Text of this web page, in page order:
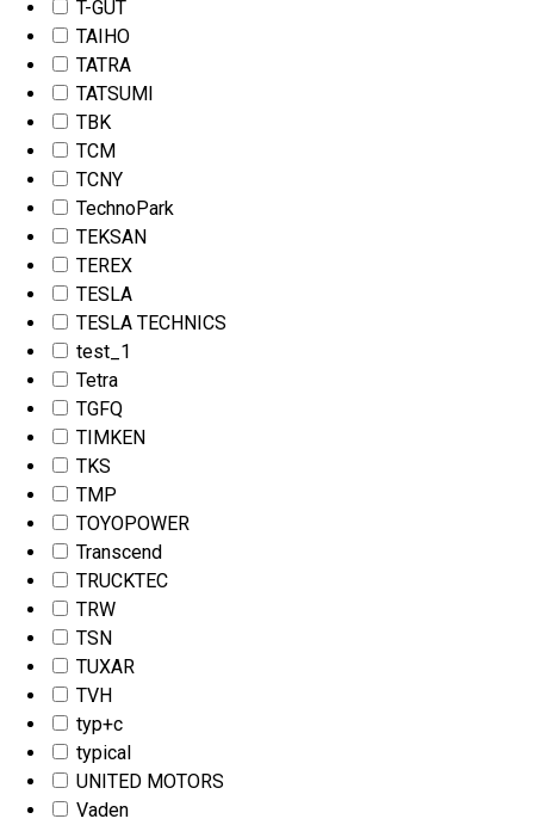
T-GUT
TAIHO
TATRA
TATSUMI
TBK
TCM
TCNY
TechnoPark
TEKSAN
TEREX
TESLA
TESLA TECHNICS
test_1
Tetra
TGFQ
TIMKEN
TKS
TMP
TOYOPOWER
Transcend
TRUCKTEC
TRW
TSN
TUXAR
TVH
typ+c
typical
UNITED MOTORS
Vaden